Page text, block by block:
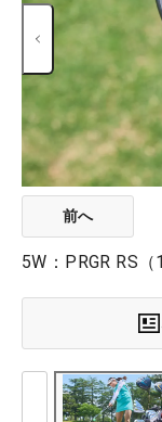
前へ
5W：PRGR RS